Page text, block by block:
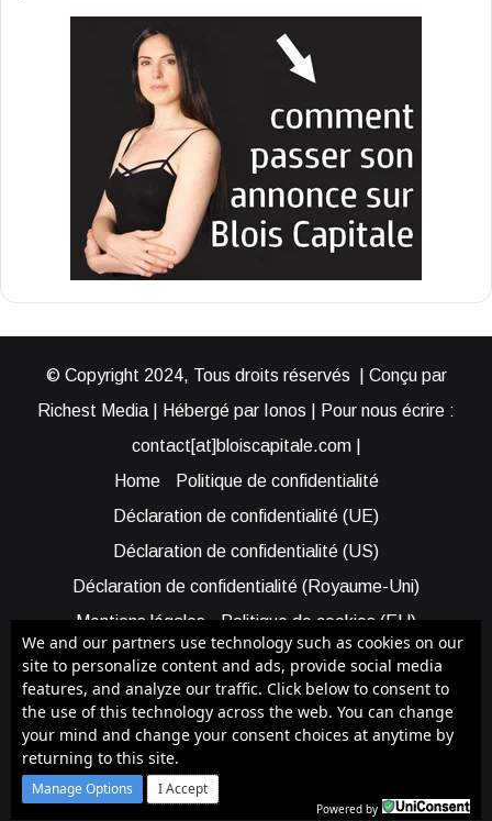
© Copyright 2024, Tous droits réservés | Conçu par
Richest Media | Hébergé par Ionos | Pour nous écrire :
contact[at]bloiscapitale.com |
Home
Politique de confidentialité
Déclaration de confidentialité (UE)
Déclaration de confidentialité (US)
Déclaration de confidentialité (Royaume-Uni)
Mentions légales
Politique de cookies (EU)
Cookie Policy (AUS)
Cookie Policy (US)
Qui sommes-nous ?
Participer à Blois Capitale
Bénéficier d’une assistance
Facebook
X
We and our partners use technology such as cookies on our
site to personalize content and ads, provide social media
features, and analyze our traffic. Click below to consent to
the use of this technology across the web. You can change
your mind and change your consent choices at anytime by
returning to this site.
Manage Options I Accept
Powered by